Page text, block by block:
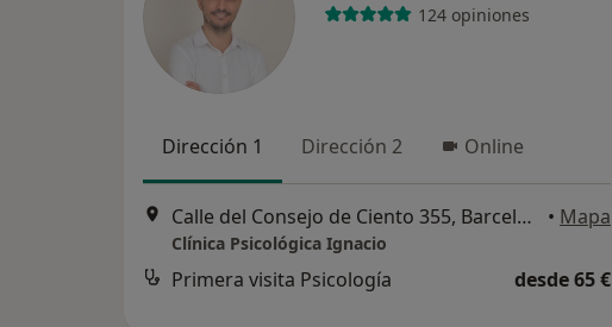
124 opiniones
Dirección 1 Dirección 2 Online
Calle del Consejo de Ciento 355, Barcelona • Mapa
Clínica Psicológica Ignacio
Primera visita Psicología desde 65 €